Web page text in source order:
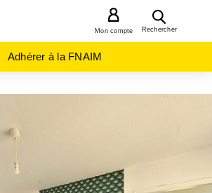
Rechercher
Mon compte
Adhérer à la FNAIM